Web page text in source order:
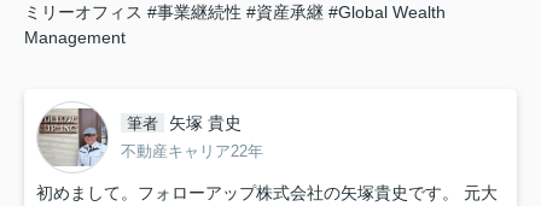
ミリーオフィス #事業継続性 #資産承継 #Global Wealth
Management
筆者 矢塚 貴史
不動産キャリア22年
初めまして。フォローアップ株式会社の矢塚貴史です。 元大